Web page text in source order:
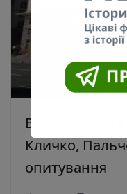
Вибори мера
Кличко,
опитування